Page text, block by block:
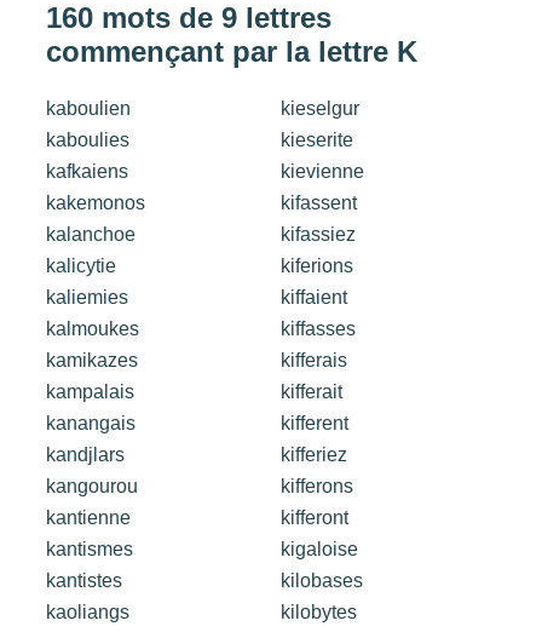
160 mots de 9 lettres
commençant par la lettre K
kaboulien
kaboulies
kafkaiens
kakemonos
kalanchoe
kalicytie
kaliemies
kalmoukes
kamikazes
kampalais
kanangais
kandjlars
kangourou
kantienne
kantismes
kantistes
kaoliangs
kieselgur
kieserite
kievienne
kifassent
kifassiez
kiferions
kiffaient
kiffasses
kifferais
kifferait
kifferent
kifferiez
kifferons
kifferont
kigaloise
kilobases
kilobytes